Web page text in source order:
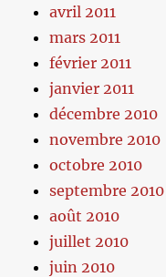
avril 2011
mars 2011
février 2011
janvier 2011
décembre 2010
novembre 2010
octobre 2010
septembre 2010
août 2010
juillet 2010
juin 2010